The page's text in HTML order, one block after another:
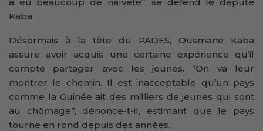
Kaba.
Désormais à la tête du PADES, Ousmane Kaba
assure avoir acquis une certaine expérience qu’il
compte partager avec les jeunes. ‘’On va leur
montrer le chemin. Il est inacceptable qu’un pays
comme la Guinée ait des milliers de jeunes qui sont
au chômage’’, dénonce-t-il, estimant que le pays
tourne en rond depuis des années.